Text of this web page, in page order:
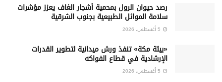
رصد حيوان الرول بمحمية أشجار الغاف يعزز مؤشرات
سلامة الموائل الطبيعية بجنوب الشرقية
«بيئة مكة» تنفذ ورش ميدانية لتطوير القدرات
الإرشادية في قطاع الفواكه